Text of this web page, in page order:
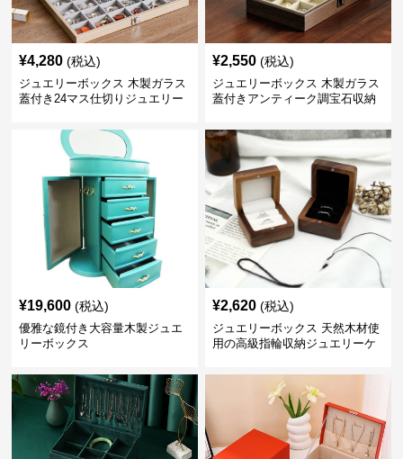
¥4,280 (税込)
ジュエリーボックス 木製ガラス
蓋付き24マス仕切りジュエリー
¥2,550 (税込)
ジュエリーボックス 木製ガラス
蓋付きアンティーク調宝石収納
¥19,600 (税込)
優雅な鏡付き大容量木製ジュエ
リーボックス
¥2,620 (税込)
ジュエリーボックス 天然木材使
用の高級指輪収納ジュエリーケ